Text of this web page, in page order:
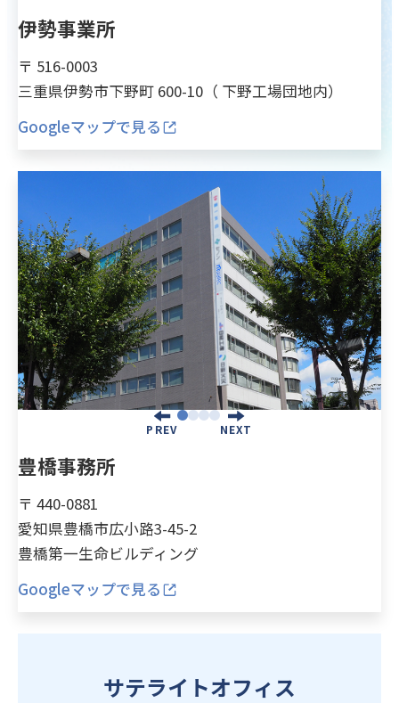
伊勢事業所
〒 516-0003
三重県伊勢市下野町 600-10（ 下野工場団地内）
Googleマップで見る
PREV NEXT
豊橋事務所
〒 440-0881
愛知県豊橋市広小路3-45-2
豊橋第一生命ビルディング
Googleマップで見る
サテライトオフィス